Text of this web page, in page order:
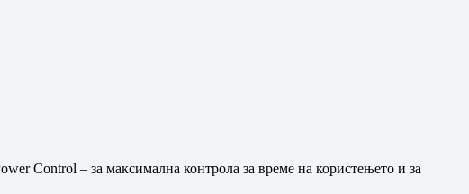
Control – за максимална контрола за време на користењето и за